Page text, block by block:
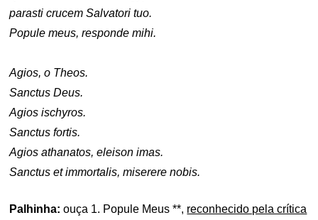
parasti crucem Salvatori tuo.
Popule meus, responde mihi.
Agios, o Theos.
Sanctus Deus.
Agios ischyros.
Sanctus fortis.
Agios athanatos, eleison imas.
Sanctus et immortalis, miserere nobis.
Palhinha: ouça 1. Popule Meus **, reconhecido pela crítica